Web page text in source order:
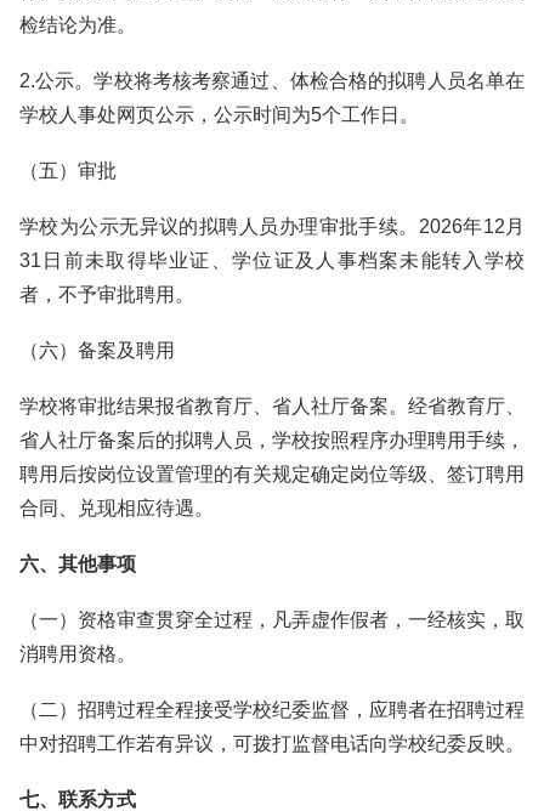
检结论为准。
2.公示。学校将考核考察通过、体检合格的拟聘人员名单在
学校人事处网页公示，公示时间为5个工作日。
（五）审批
学校为公示无异议的拟聘人员办理审批手续。2026年12月
31日前未取得毕业证、学位证及人事档案未能转入学校
者，不予审批聘用。
（六）备案及聘用
学校将审批结果报省教育厅、省人社厅备案。经省教育厅、
省人社厅备案后的拟聘人员，学校按照程序办理聘用手续，
聘用后按岗位设置管理的有关规定确定岗位等级、签订聘用
合同、兑现相应待遇。
六、其他事项
（一）资格审查贯穿全过程，凡弄虚作假者，一经核实，取
消聘用资格。
（二）招聘过程全程接受学校纪委监督，应聘者在招聘过程
中对招聘工作若有异议，可拨打监督电话向学校纪委反映。
七、联系方式